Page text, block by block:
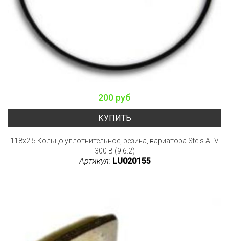
200 руб
КУПИТЬ
118x2.5 Кольцо уплотнительное, резина, вариатора Stels ATV
300 B (9.6.2)
Артикул: LU020155